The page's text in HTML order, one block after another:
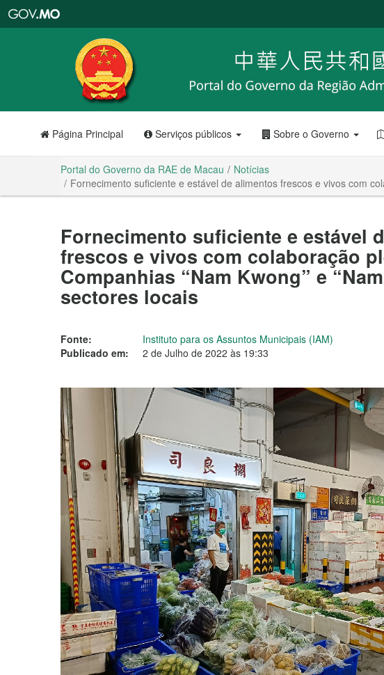
RAE
de
Macau
Página Principal Serviços públicos Sobre o Governo
Portal do Governo da RAE de Macau
Notícias
Fornecimento suficiente e estável de alimentos frescos e vivos com
Fornecimento suficiente e estável
frescos e vivos com colaboração
Companhias “Nam Kwong” e
sectores locais
Fonte:
Instituto para os Assuntos Municipais (IAM)
Publicado em:
2 de Julho de 2022 às 19:33